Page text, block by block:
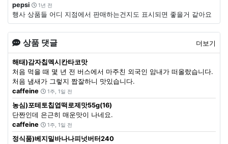
pepsi
1년 전
행사 상품들 어디 지점에서 판매하는건지도 표시되면 좋을거 같아요
상품 댓글 더보기
해태)감자칩멕시칸타코맛
처음 먹을 때 몇 년 전 버스에서 마주친 외국인 암내가 떠올랐습니다.
처음 냄새가 그렇지 짭잘하니 맛있습니다.
caffeine
1주, 1일 전
농심)포테토칩엽떡로제맛55g(16)
단짠인데 은근히 매운맛이 나네요.
caffeine
1주, 1일 전
정식품)베지밀바나나피넛버터240